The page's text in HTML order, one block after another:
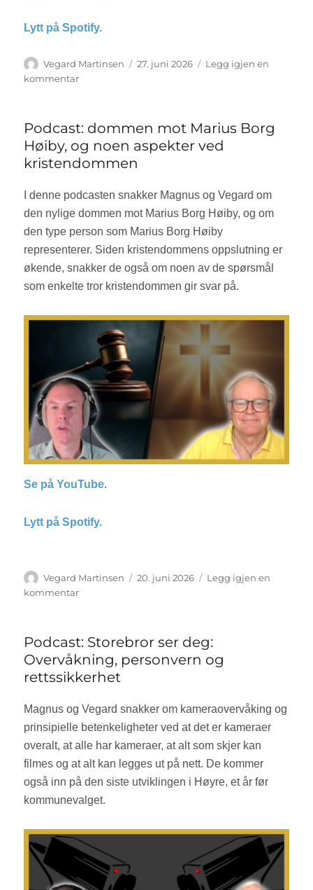
Lytt på Spotify.
Forfatter
Vegard Martinsen Publisert
27. juni 2026
Legg igjen en
kommentar
viser
forfall
Podcast: dommen mot Marius Borg
Høiby, og noen aspekter ved
kristendommen
I denne podcasten snakker Magnus og Vegard om
den nylige dommen mot Marius Borg Høiby, og om
den type person som Marius Borg Høiby
representerer. Siden kristendommens oppslutning er
økende, snakker de også om noen av de spørsmål
som enkelte tror kristendommen gir svar på.
Se på YouTube.
Lytt på Spotify.
Forfatter
Vegard Martinsen Publisert
20. juni 2026
Legg igjen en
kommentar
mot
Marius
Borg
Høiby,
noen
aspekter
ved
Podcast: Storebror ser deg:
Overvåkning, personvern og
rettssikkerhet
Magnus og Vegard snakker om kameraovervåking og
prinsipielle betenkeligheter ved at det er kameraer
overalt, at alle har kameraer, at alt som skjer kan
filmes og at alt kan legges ut på nett. De kommer
også inn på den siste utviklingen i Høyre, et år før
kommunevalget.